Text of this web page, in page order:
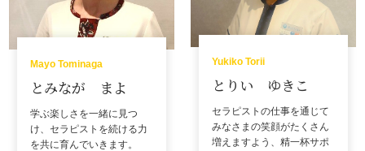
Mayo Tominaga
とみなが まよ
学ぶ楽しさを一緒に見つ
け、セラピストを続ける力
を共に育んでいきます。
Yukiko Torii
とりい ゆきこ
セラピストの仕事を通じて
みなさまの笑顔がたくさん
増えますよう、精一杯サポ